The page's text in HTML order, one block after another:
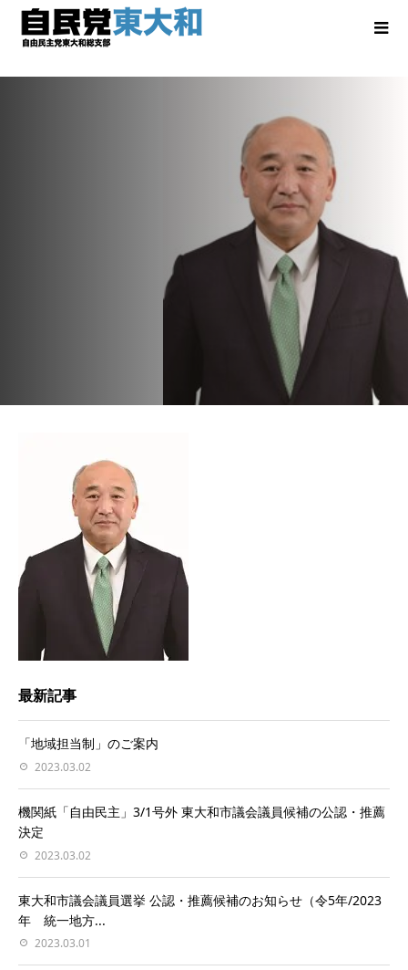
最新記事
「地域担当制」のご案内
2023.03.02
機関紙「自由民主」3/1号外 東大和市議会議員候補の公認・推薦
決定
2023.03.02
東大和市議会議員選挙 公認・推薦候補のお知らせ（令5年/2023
年 統一地方...
2023.03.01